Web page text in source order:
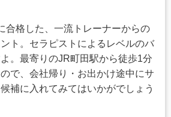
合格した、一流トレーナーからの
ト。セラピストによるレベルのバ
。最寄りのJR町田駅から徒歩1分
で、会社帰り・お出かけ途中にサ
補に入れてみてはいかがでしょう